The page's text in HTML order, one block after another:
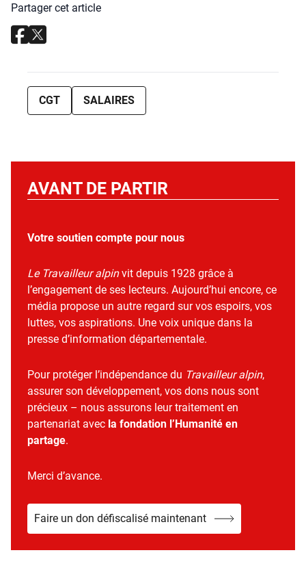
Partager cet article
CGT SALAIRES
AVANT DE PARTIR
Votre soutien compte pour nous
Le Travailleur alpinvit depuis 1928 grâce à
l’engagement de ses lecteurs. Aujourd’hui encore, ce
média propose un autre regard sur vos espoirs, vos
luttes, vos aspirations. Une voix unique dans la
presse d’information départementale.
Pour protéger l’indépendance du Travailleur alpin,
assurer son développement, vos dons nous sont
précieux – nous assurons leur traitement en
partenariat avec la fondation l’Humanité en
partage.
Merci d’avance.
Faire un don défiscalisé maintenant